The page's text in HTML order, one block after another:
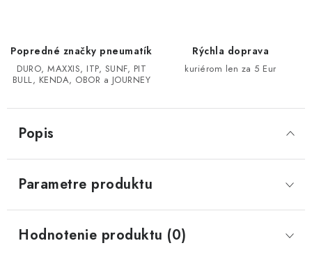
LINHAI 400/500/M550/650
TGB BLADE 600/1000 LT LTX
SEGWAY SNARLER AT6 AT5
Všeobecné obchodné podmienky
Reklamačný poriadok - formulár
Kontakt
Popredné značky pneumatík
DURO, MAXXIS, ITP, SUNF, PIT
BULL, KENDA, OBOR a JOURNEY
Rýchla doprava
kuriérom len za 5 Eur
Popis
Parametre produktu
Hodnotenie produktu (0)